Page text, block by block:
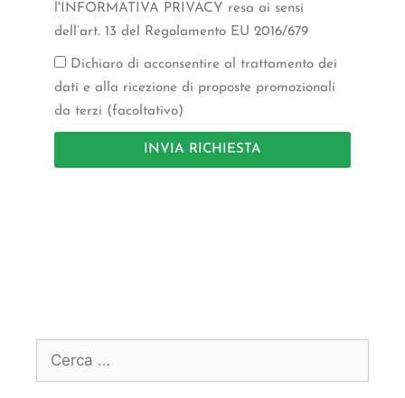
l'INFORMATIVA PRIVACY resa ai sensi
dell’art. 13 del Regolamento EU 2016/679
Dichiaro di acconsentire al trattamento dei
dati e alla ricezione di proposte promozionali
da terzi (facoltativo)
INVIA RICHIESTA